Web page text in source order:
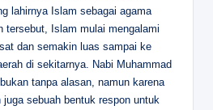
lahirnya Islam sebagai agama
tersebut, Islam mulai mengalami
dan semakin luas sampai ke
di sekitarnya. Nabi Muhammad
tanpa alasan, namun karena
sebuah bentuk respon untuk